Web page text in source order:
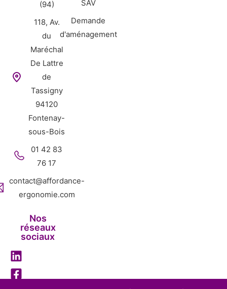
(94)
118, Av.
du
Maréchal
De Lattre
de
Tassigny
94120
Fontenay-
sous-Bois
01 42 83
76 17
contact@affordance-
ergonomie.com
Nos
réseaux
sociaux
SAV
Demande
d'aménagement